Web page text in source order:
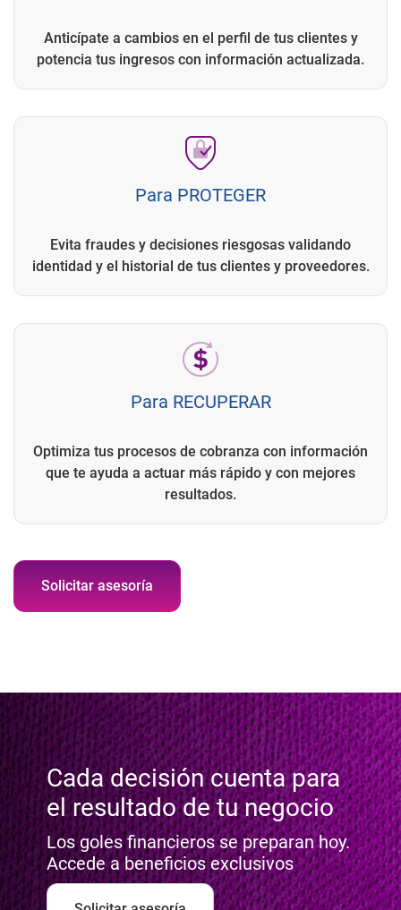
Anticípate a cambios en el perfil de tus clientes y
potencia tus ingresos con información actualizada.
Para PROTEGER
Evita fraudes y decisiones riesgosas validando
identidad y el historial de tus clientes y proveedores.
Para RECUPERAR
Optimiza tus procesos de cobranza con información
que te ayuda a actuar más rápido y con mejores
resultados.
Solicitar asesoría
Cada decisión cuenta para
el resultado de tu negocio
Los goles financieros se preparan hoy.
Accede a beneficios exclusivos